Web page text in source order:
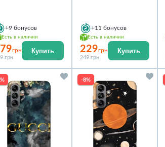
+9 бонусов
Есть в наличии
грн
грн
Купить
+11 бонусов
Есть в наличии
229грн
249 грн
Купить
-8%